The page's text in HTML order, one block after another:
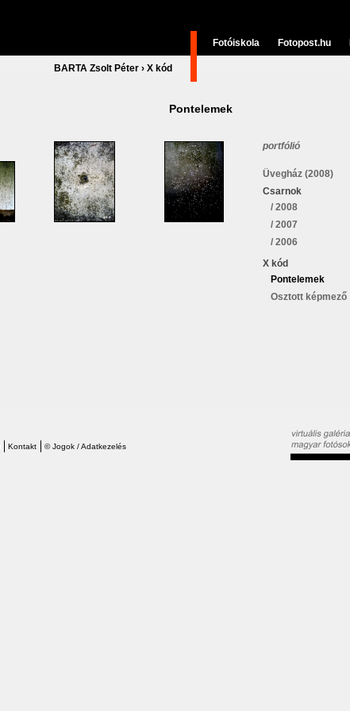
BARTA Zsolt Péter › X kód
Fotóiskola Fotopost.hu
Pontelemek
portfólió
Üvegház (2008)
Csarnok
/ 2008
/ 2007
/ 2006
X kód
Pontelemek
Osztott képmező
Kontakt ©Jogok / Adatkezelés